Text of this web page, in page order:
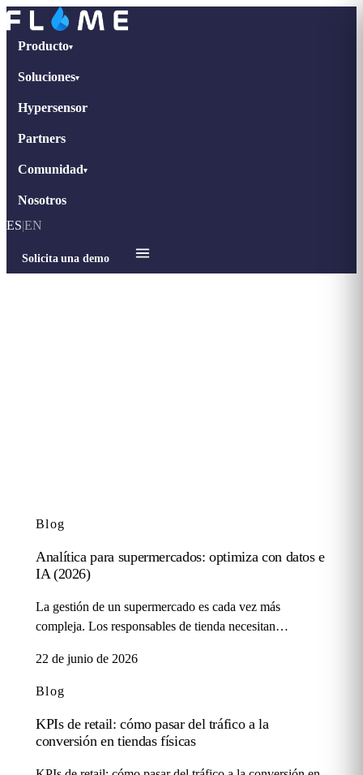
Producto▾
Soluciones▾
Hypersensor
Partners
Comunidad▾
Nosotros
ES|EN
Solicita una demo
Blog
Analítica para supermercados: optimiza con datos e
IA (2026)
La gestión de un supermercado es cada vez más
compleja. Los responsables de tienda necesitan…
22 de junio de 2026
Blog
KPIs de retail: cómo pasar del tráfico a la
conversión en tiendas físicas